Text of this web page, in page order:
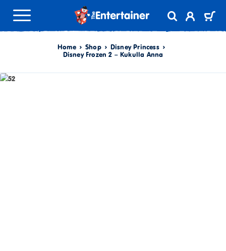
Home Shop
Disney Princess
Disney Frozen 2 – Kukulla Anna